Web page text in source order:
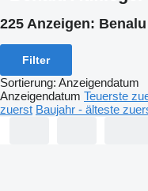
225 Anzeigen:
Filter
Sortierung: Anzeigendatum
Anzeigendatum Teuerste
zuerst Baujahr - älteste